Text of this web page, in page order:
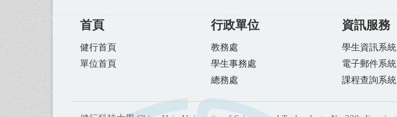
首頁
健行首頁
單位首頁
行政單位
教務處
學生事務處
總務處
資訊服務
學生資訊系統
電子郵件系統
課程查詢系統